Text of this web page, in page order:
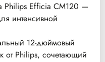
Philips Efficia CM120 —
интенсивной
12-дюймовый
от Philips, сочетающий